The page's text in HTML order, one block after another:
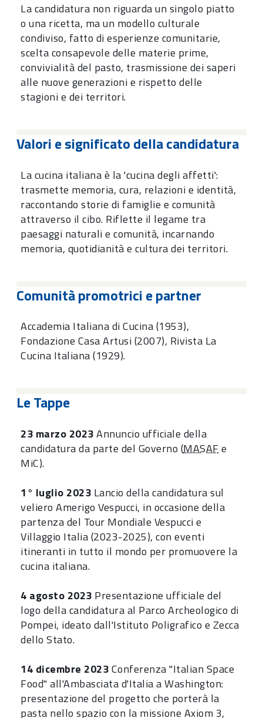
La candidatura non riguarda un singolo piatto
o una ricetta, ma un modello culturale
condiviso, fatto di esperienze comunitarie,
scelta consapevole delle materie prime,
convivialità del pasto, trasmissione dei saperi
alle nuove generazioni e rispetto delle
stagioni e dei territori.
Valori e significato della candidatura
La cucina italiana è la 'cucina degli affetti':
trasmette memoria, cura, relazioni e identità,
raccontando storie di famiglie e comunità
attraverso il cibo. Riflette il legame tra
paesaggi naturali e comunità, incarnando
memoria, quotidianità e cultura dei territori.
Comunità promotrici e partner
Accademia Italiana di Cucina (1953),
Fondazione Casa Artusi (2007), Rivista La
Cucina Italiana (1929).
Le Tappe
23 marzo 2023Annuncio ufficiale della
candidatura da parte del Governo (MASAFe
MiC).
1° luglio 2023 Lancio della candidatura sul
veliero Amerigo Vespucci, in occasione della
partenza del Tour Mondiale Vespucci e
Villaggio Italia (2023-2025), con eventi
itineranti in tutto il mondo per promuovere la
cucina italiana.
4 agosto 2023 Presentazione ufficiale del
logo della candidatura al Parco Archeologico di
Pompei, ideato dall'Istituto Poligrafico e Zecca
dello Stato.
14 dicembre 2023Conferenza "Italian Space
Food" all'Ambasciata d'Italia a Washington:
presentazione del progetto che porterà la
pasta nello spazio con la missione Axiom 3,